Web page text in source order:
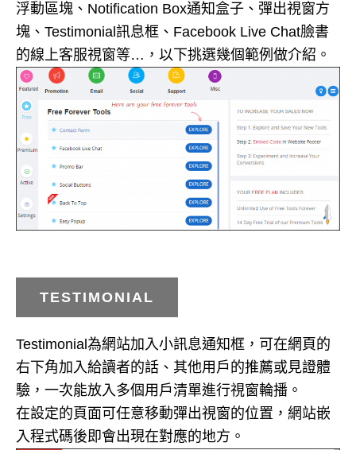
浮動區塊、Notification Box通知盒子、彈出視窗方
塊、Testimonial訊息框、Facebook Live Chat臉書
的線上客服視窗等…，以下挑選幾個範例做介紹。
TESTIMONIAL
Testimonial為網站加入小訊息通知框，可在網頁的
右下角加入給讀者的話、其他用戶的推薦或見證體
驗，一次能放入多個用戶清單進行視窗輪播。
在設定的頁面可任意移動彈出視窗的位置，網站嵌
入程式碼後即會出現在對應的地方。